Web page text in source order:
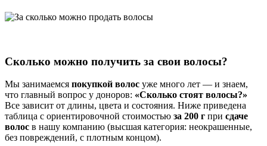
Сколько можно получить за свои волосы?
Мы занимаемся покупкой волос уже много лет — и знаем,
что главный вопрос у доноров: «Сколько стоят волосы?»
Все зависит от длины, цвета и состояния. Ниже приведена
таблица с ориентировочной стоимостью за 200 г при сдаче
волос в нашу компанию (высшая категория: неокрашенные,
без повреждений, с плотным концом).